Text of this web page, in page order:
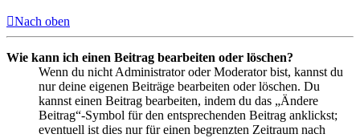
Nach oben
Wie kann ich einen Beitrag bearbeiten oder löschen?
Wenn du nicht Administrator oder Moderator bist, kannst du
nur deine eigenen Beiträge bearbeiten oder löschen. Du
kannst einen Beitrag bearbeiten, indem du das „Ändere
Beitrag“-Symbol für den entsprechenden Beitrag anklickst;
eventuell ist dies nur für einen begrenzten Zeitraum nach